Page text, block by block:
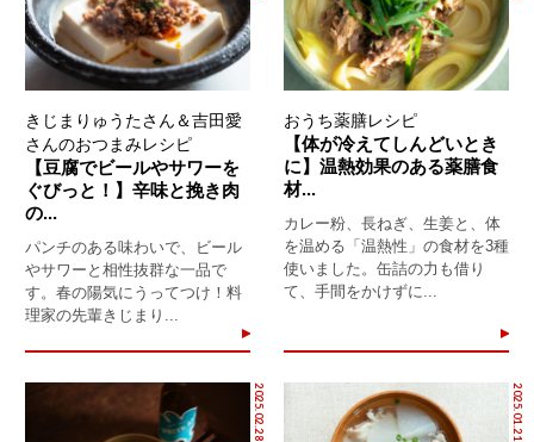
きじまりゅうたさん＆吉田愛
さんのおつまみレシピ
【豆腐でビールやサワーを
ぐびっと！】辛味と挽き肉
の...
パンチのある味わいで、ビール
やサワーと相性抜群な一品で
す。春の陽気にうってつけ！料
理家の先輩きじまり...
おうち薬膳レシピ
【体が冷えてしんどいとき
に】温熱効果のある薬膳食
材...
カレー粉、長ねぎ、生姜と、体
を温める「温熱性」の食材を3種
使いました。缶詰の力も借り
て、手間をかけずに...
2025.02.28 2025.01.21